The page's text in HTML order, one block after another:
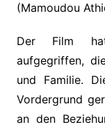
(Mamoudou
Der Film
aufgegriffen,
und Familie.
Vordergrund
an den